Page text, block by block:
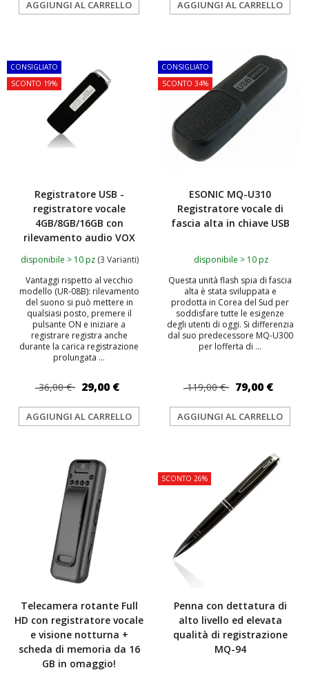
AGGIUNGI AL CARRELLO AGGIUNGI AL CARRELLO
CONSIGLIATO
SCONTO 19%
Registratore USB -
registratore vocale
4GB/8GB/16GB con
rilevamento audio VOX
disponibile > 10 pz (3 Varianti)
Vantaggi rispetto al vecchio
modello (UR-08B): rilevamento
del suono si può mettere in
qualsiasi posto, premere il
pulsante ON e iniziare a
registrare registra anche
durante la carica registrazione
prolungata ...
36,00 € 29,00 €
AGGIUNGI AL CARRELLO
CONSIGLIATO
SCONTO 34%
ESONIC MQ-U310
Registratore vocale di
fascia alta in chiave USB
disponibile > 10 pz
Questa unità flash spia di fascia
alta è stata sviluppata e
prodotta in Corea del Sud per
soddisfare tutte le esigenze
degli utenti di oggi. Si differenzia
dal suo predecessore MQ-U300
per lofferta di ...
119,00 € 79,00 €
AGGIUNGI AL CARRELLO
Telecamera rotante Full
HD con registratore vocale
e visione notturna +
scheda di memoria da 16
GB in omaggio!
SCONTO 26%
Penna con dettatura di
alto livello ed elevata
qualità di registrazione
MQ-94